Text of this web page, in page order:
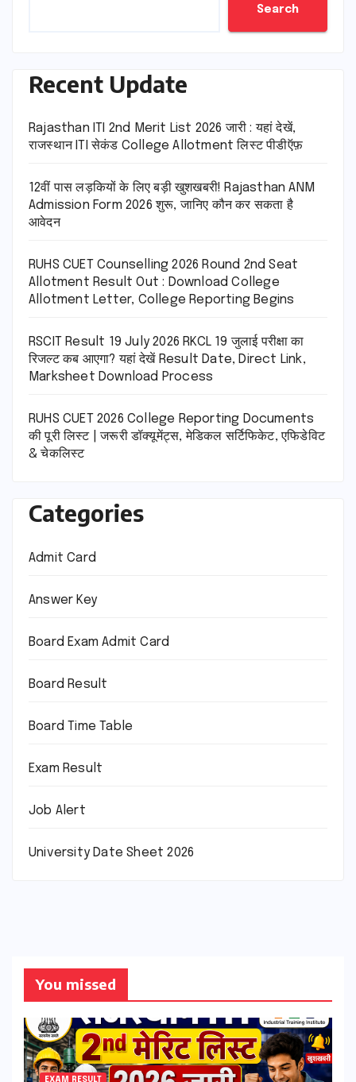
Search
Recent Update
Rajasthan ITI 2nd Merit List 2026 जारी : यहां देखें,
राजस्थान ITI सेकंड College Allotment लिस्ट पीडीऍफ़
12वीं पास लड़कियों के लिए बड़ी खुशखबरी! Rajasthan ANM
Admission Form 2026 शुरू, जानिए कौन कर सकता है
आवेदन
RUHS CUET Counselling 2026 Round 2nd Seat
Allotment Result Out : Download College
Allotment Letter, College Reporting Begins
RSCIT Result 19 July 2026 RKCL 19 जुलाई परीक्षा का
रिजल्ट कब आएगा? यहां देखें Result Date, Direct Link,
Marksheet Download Process
RUHS CUET 2026 College Reporting Documents
की पूरी लिस्ट | जरूरी डॉक्यूमेंट्स, मेडिकल सर्टिफिकेट, एफिडेविट
& चेकलिस्ट
Categories
Admit Card
Answer Key
Board Exam Admit Card
Board Result
Board Time Table
Exam Result
Job Alert
University Date Sheet 2026
You missed
EXAM RESULT